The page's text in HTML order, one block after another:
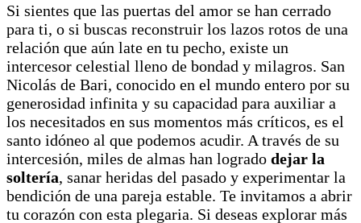
Si sientes que las puertas del amor se han cerrado
para ti, o si buscas reconstruir los lazos rotos de una
relación que aún late en tu pecho, existe un
intercesor celestial lleno de bondad y milagros. San
Nicolás de Bari, conocido en el mundo entero por su
generosidad infinita y su capacidad para auxiliar a
los necesitados en sus momentos más críticos, es el
santo idóneo al que podemos acudir. A través de su
intercesión, miles de almas han logrado dejar la
soltería, sanar heridas del pasado y experimentar la
bendición de una pareja estable. Te invitamos a abrir
tu corazón con esta plegaria. Si deseas explorar más